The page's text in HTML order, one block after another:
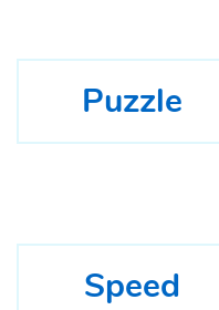
Puzzle
Speed